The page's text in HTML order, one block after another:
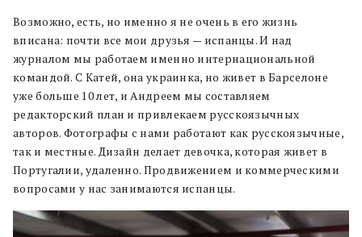
Возможно, есть, но именно я не очень в его жизнь
вписана: почти все мои друзья — испанцы. И над
журналом мы работаем именно интернациональной
командой. С Катей, она украинка, но живет в Барселоне
уже больше 10 лет, и Андреем мы составляем
редакторский план и привлекаем русскоязычных
авторов. Фотографы с нами работают как русскоязычные,
так и местные. Дизайн делает девочка, которая живет в
Португалии, удаленно. Продвижением и коммерческими
вопросами у нас занимаются испанцы.